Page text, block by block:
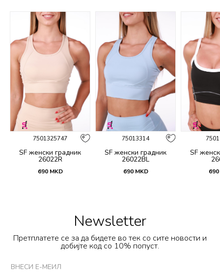
7501325747
SF женски градник
26022R
690 MKD
75013314
SF женски градник
26022BL
690 MKD
SF
690
Newsletter
Претплатете се за да бидете во тек со сите новости и
добијте код со 10% попуст.